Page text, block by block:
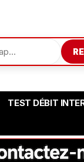
TEST DÉBIT